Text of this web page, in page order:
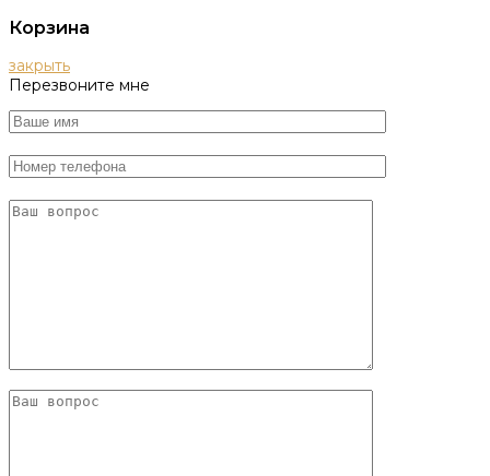
Корзина
закрыть
Перезвоните мне